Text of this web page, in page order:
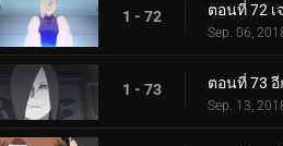
1 - 72 ตอนที่ 72
Sep. 06,
1 - 73 ตอนที่ 73
Sep. 13,